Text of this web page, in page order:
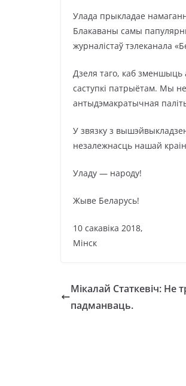
Улада прыкладае
Блакаваны самы
журналістаў тэлеканала
Дзеля таго, каб зменшыць
саступкі патрыётам. Мы
антыдэмакратычная
У звязку з
незалежнасць нашай
Уладу — народу!
Жыве Беларусь!
10 сакавіка 2018,
Мінск
Мікалай Статкевіч: Не
падманваць.